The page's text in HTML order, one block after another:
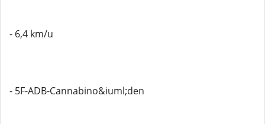
- 6,4 km/u
- 5F-ADB-Cannabino&iuml;den